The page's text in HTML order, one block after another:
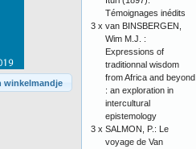
winkelmandje
Témoignages inédits
3 x van BINSBERGEN,
Wim M.J. :
Expressions of
traditionnal wisdom
from Africa and beyond
: an exploration in
intercultural
epistemology
3 x SALMON, P.: Le
voyage de Van